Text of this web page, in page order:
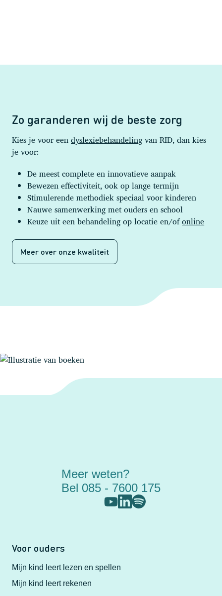
Zo garanderen wij de beste zorg
Kies je voor eendyslexiebehandelingvan RID, dan kies
je voor:
De meest complete en innovatieve aanpak
Bewezen effectiviteit, ook op lange termijn
Stimulerende methodiek speciaal voor kinderen
Nauwe samenwerking met ouders en school
Keuze uit een behandeling op locatie en/ofonline
Meer over onze kwaliteit
Meer weten?
Bel 085 - 7600 175
Voor ouders
Mijn kind leert lezen en spellen
Mijn kind leert rekenen